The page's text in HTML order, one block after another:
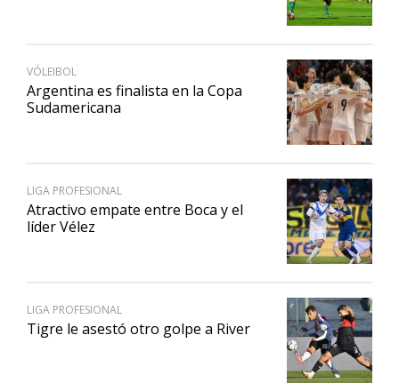
VÓLEIBOL
Argentina es finalista en la Copa
Sudamericana
LIGA PROFESIONAL
Atractivo empate entre Boca y el
líder Vélez
LIGA PROFESIONAL
Tigre le asestó otro golpe a River